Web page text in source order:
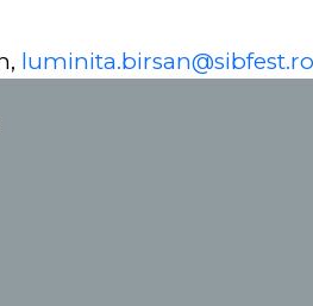
luminita.birsan@sibfest.ro